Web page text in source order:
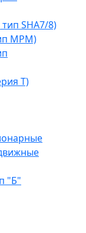
SHA7/8)
МРМ)
Т)
"Б"